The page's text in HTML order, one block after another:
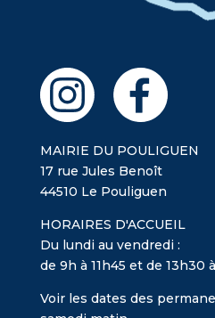
MAIRIE DU POULIGUEN
17 rue Jules Benoît
44510 Le Pouliguen
HORAIRES D'ACCUEIL
Du lundi au vendredi :
de 9h à 11h45 et de 13h30
Voir les dates des